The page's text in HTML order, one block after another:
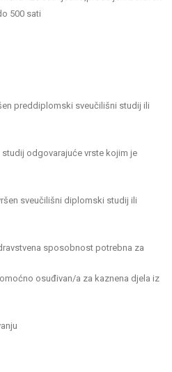
500 sati
preddiplomski sveučilišni studij ili
odgovarajuće vrste kojim je
sveučilišni diplomski studij ili
sposobnost potrebna za
osuđivan/a za kaznena djela iz